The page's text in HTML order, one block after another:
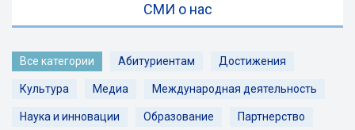
СМИ о нас
Все категории Абитуриентам Достижения
Культура Медиа Международная деятельность
Наука и инновации Образование Партнерство